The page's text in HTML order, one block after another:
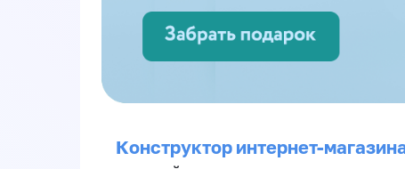
Конструктор интернет-